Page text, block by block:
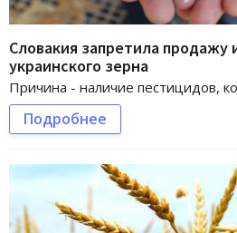
Словакия запретила продажу
украинского зерна
Причина - наличие пестицидов,
Подробнее